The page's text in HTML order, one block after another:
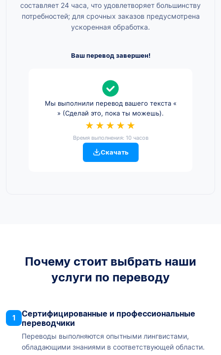
составляет 24 часа, что удовлетворяет большинству
потребностей; для срочных заказов предусмотрена
ускоренная обработка.
Ваш перевод завершен!
Мы выполнили перевод вашего текста «
» (Сделай это, пока ты можешь).
★★★★★
Время выполнения: 10 часов
Скачать
Почему стоит выбрать наши
услуги по переводу
1
Сертифицированные и профессиональные
переводчики
Переводы выполняются опытными лингвистами,
обладающими знаниями в соответствующей области.